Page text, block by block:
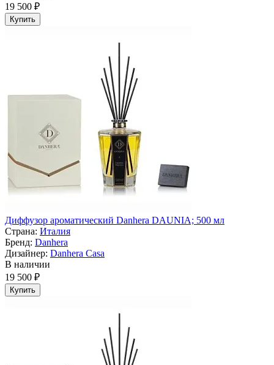
19 500 ₽
Купить
Диффузор ароматический Danhera DAUNIA; 500 мл
Страна: Италия
Бренд: Danhera
Дизайнер: Danhera Casa
В наличии
19 500 ₽
Купить